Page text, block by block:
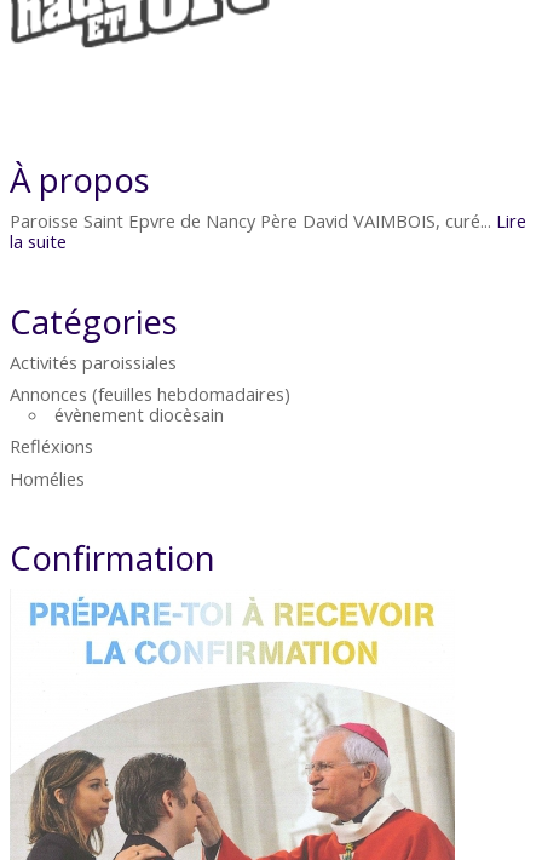
À propos
Paroisse Saint Epvre de Nancy Père David VAIMBOIS, curé... Lire
la suite
Catégories
Activités paroissiales
Annonces (feuilles hebdomadaires)
évènement diocèsain
Refléxions
Homélies
Confirmation